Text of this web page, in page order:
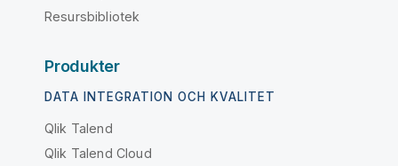
Resursbibliotek
Produkter
DATA INTEGRATION OCH KVALITET
Qlik Talend
Qlik Talend Cloud